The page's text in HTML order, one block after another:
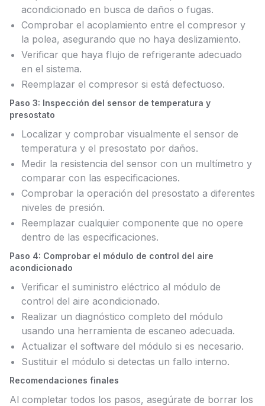
acondicionado en busca de daños o fugas.
Comprobar el acoplamiento entre el compresor y
la polea, asegurando que no haya deslizamiento.
Verificar que haya flujo de refrigerante adecuado
en el sistema.
Reemplazar el compresor si está defectuoso.
Paso 3: Inspección del sensor de temperatura y
presostato
Localizar y comprobar visualmente el sensor de
temperatura y el presostato por daños.
Medir la resistencia del sensor con un multímetro y
comparar con las especificaciones.
Comprobar la operación del presostato a diferentes
niveles de presión.
Reemplazar cualquier componente que no opere
dentro de las especificaciones.
Paso 4: Comprobar el módulo de control del aire
acondicionado
Verificar el suministro eléctrico al módulo de
control del aire acondicionado.
Realizar un diagnóstico completo del módulo
usando una herramienta de escaneo adecuada.
Actualizar el software del módulo si es necesario.
Sustituir el módulo si detectas un fallo interno.
Recomendaciones finales
Al completar todos los pasos, asegúrate de borrar los